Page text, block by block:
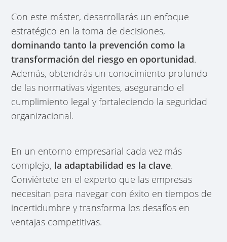
Con este máster, desarrollarás un enfoque
estratégico en la toma de decisiones,
dominando tanto la prevención como la
transformación del riesgo en oportunidad.
Además, obtendrás un conocimiento profundo
de las normativas vigentes, asegurando el
cumplimiento legal y fortaleciendo la seguridad
organizacional.
En un entorno empresarial cada vez más
complejo, la adaptabilidad es la clave.
Conviértete en el experto que las empresas
necesitan para navegar con éxito en tiempos de
incertidumbre y transforma los desafíos en
ventajas competitivas.